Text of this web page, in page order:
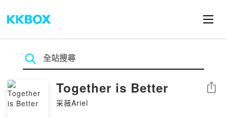
Together is Better
采薇Ariel
分享